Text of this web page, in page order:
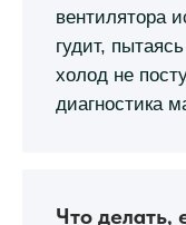
вентилятора
гудит,
холод не
диагностика
Что делать,